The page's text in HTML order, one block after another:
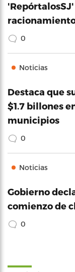
0
Noticias
Destaca que
$1.7 billones
municipios
0
Noticias
Gobierno
comienzo de
0